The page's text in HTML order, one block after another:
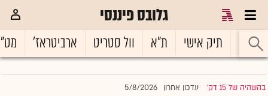
גלובס פיננסי
ראשי תיק אישי ת"א וול סטריט ארביטראז'
בהשהיה של 15 דק' |עדכון אחרון 5/8/2026